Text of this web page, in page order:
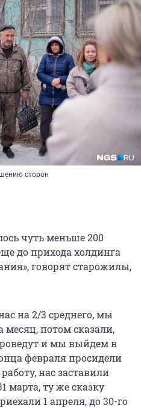
сторон
чуть меньше 200
до прихода холдинга
говорят старожилы,
на 2/3 среднего, мы
месяц, потом сказали,
и мы выйдем в
февраля просидели
нас заставили
марта, ту же сказку
1 апреля, до 30-го